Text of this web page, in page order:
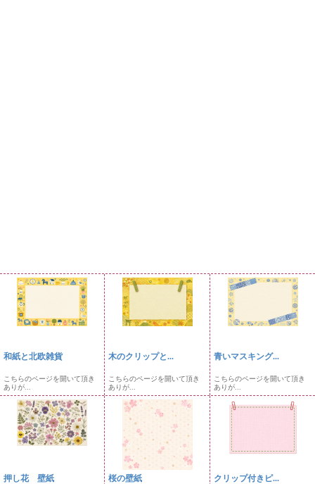
和紙と北欧雑貨
こちらのページを開いて頂き
ありが...
木のクリップと...
こちらのページを開いて頂き
ありが...
青いマスキング...
こちらのページを開いて頂き
ありが...
押し花 壁紙 桜の壁紙 クリップ付きピ...